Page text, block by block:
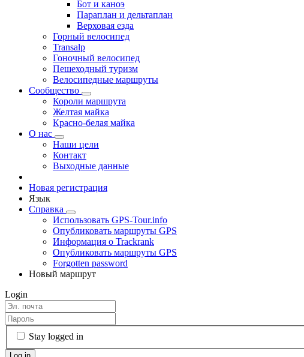
Бот и каноэ
Параплан и дельтаплан
Верховая езда
Горный велосипед
Transalp
Гоночный велосипед
Пешеходный туризм
Велосипедные маршруты
Сообщество
Короли маршрута
Желтая майка
Красно-белая майка
О нас
Наши цели
Контакт
Выходные данные
Новая регистрация
Язык
Справка
Использовать GPS-Tour.info
Опубликовать маршруты GPS
Информация о Trackrank
Опубликовать маршруты GPS
Forgotten password
Новый маршрут
Login
Stay logged in